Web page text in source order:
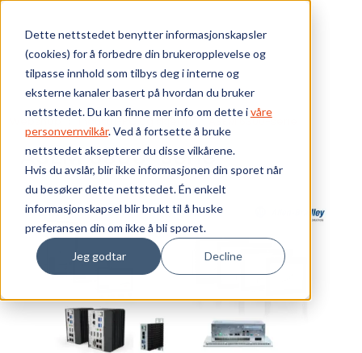
Dette nettstedet benytter informasjonskapsler
(cookies) for å forbedre din brukeropplevelse og
tilpasse innhold som tilbys deg i interne og
eksterne kanaler basert på hvordan du bruker
nettstedet. Du kan finne mer info om dette ivåre
personvernvilkår. Ved å fortsette å bruke
nettstedet aksepterer du disse vilkårene.
Hvis du avslår, blir ikke informasjonen din sporet når
du besøker dette nettstedet. Én enkelt
informasjonskapsel blir brukt til å huske
preferansen din om ikke å bli sporet.
Jeg godtar Decline
Skip to main content
Webshop Industri-PC og skjerm ASEM 6300-serie
ASEM 6300-serie
Bærekraft
Vi tilbyr
Ressurser
Om oss